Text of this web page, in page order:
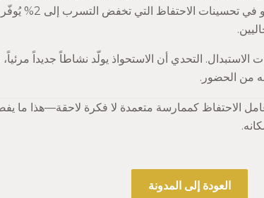
الاستبدال. التحدي أن الاستحواذ يولّد نشاطاً جديداً
من الحضور.
الاحتفاظ كممارسة متعمدة لا فكرة لاحقة—هذا ما
العودة إلى المدونة